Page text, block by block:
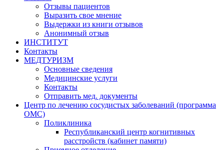
Отзывы пациентов
Выразить свое мнение
Выдержки из книги отзывов
Анонимный отзыв
ИНСТИТУТ
Контакты
МЕДТУРИЗМ
Основные сведения
Медицинские услуги
Контакты
Отправить мед. документы
Центр по лечению сосудистых заболеваний (программа
ОМС)
Поликлиника
Республиканский центр когнитивных
расстройств (кабинет памяти)